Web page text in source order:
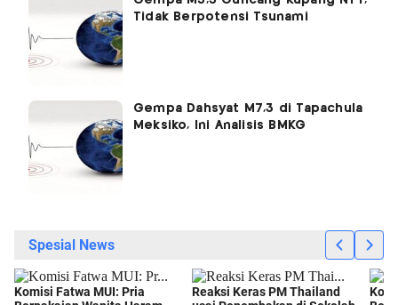
Tidak Berpotensi Tsunami
Gempa Dahsyat M7,3 di Tapachula
Meksiko, Ini Analisis BMKG